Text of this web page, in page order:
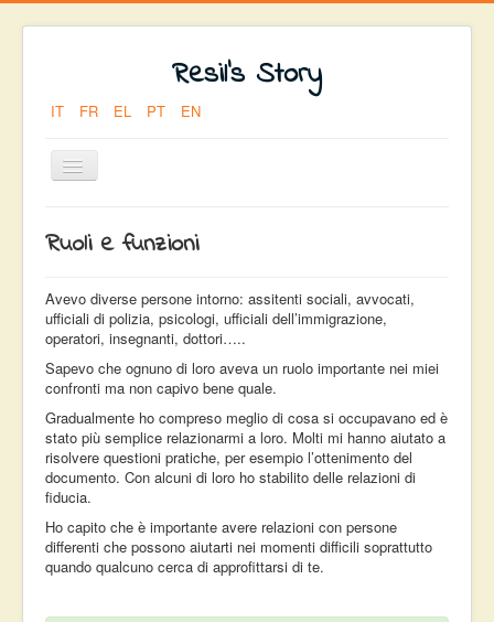
Resil's Story
IT FR EL PT EN
Toggle
Navigation
Sei qui:
Home ARRIVO
Ruoli e funzioni
Avevo diverse persone intorno: assitenti sociali, avvocati,
ufficiali di polizia, psicologi, ufficiali dell’immigrazione,
operatori, insegnanti, dottori…..
Sapevo che ognuno di loro aveva un ruolo importante nei miei
confronti ma non capivo bene quale.
Gradualmente ho compreso meglio di cosa si occupavano ed è
stato più semplice relazionarmi a loro. Molti mi hanno aiutato a
risolvere questioni pratiche, per esempio l’ottenimento del
documento. Con alcuni di loro ho stabilito delle relazioni di
fiducia.
Ho capito che è importante avere relazioni con persone
differenti che possono aiutarti nei momenti difficili soprattutto
quando qualcuno cerca di approfittarsi di te.